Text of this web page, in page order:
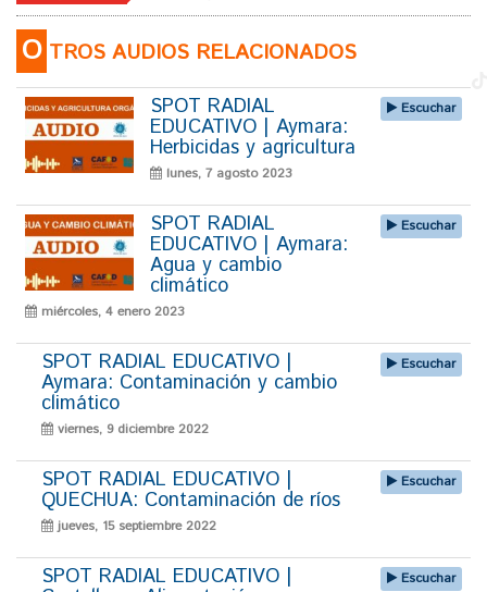
O TROS AUDIOS RELACIONADOS
SPOT RADIAL
EDUCATIVO | Aymara:
Herbicidas y agricultura
lunes, 7 agosto 2023
Escuchar
SPOT RADIAL
EDUCATIVO | Aymara:
Agua y cambio
climático
miércoles, 4 enero 2023
Escuchar
SPOT RADIAL EDUCATIVO |
Aymara: Contaminación y cambio
climático
viernes, 9 diciembre 2022
Escuchar
SPOT RADIAL EDUCATIVO |
QUECHUA: Contaminación de ríos
jueves, 15 septiembre 2022
Escuchar
SPOT RADIAL EDUCATIVO | Escuchar